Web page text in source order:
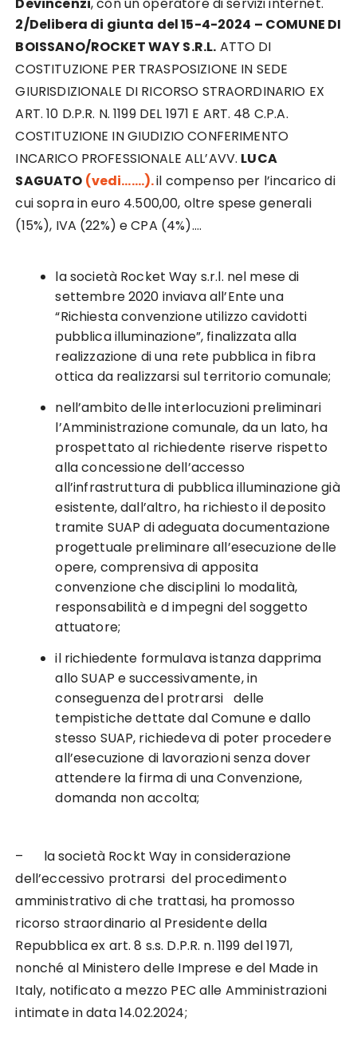
2/Delibera di giunta del 15-4-2024 – COMUNE DI
BOISSANO/ROCKET WAY S.R.L. ATTO DI
COSTITUZIONE PER TRASPOSIZIONE IN SEDE
GIURISDIZIONALE DI RICORSO STRAORDINARIO EX
ART. 10 D.P.R. N. 1199 DEL 1971 E ART. 48 C.P.A.
COSTITUZIONE IN GIUDIZIO CONFERIMENTO
INCARICO PROFESSIONALE ALL’AVV. LUCA
SAGUATO (vedi…….).il compenso per l’incarico di
cui sopra in euro 4.500,00, oltre spese generali
(15%), IVA (22%) e CPA (4%)….
la società Rocket Way s.r.l. nel mese di
settembre 2020 inviava all’Ente una
“Richiesta convenzione utilizzo cavidotti
pubblica illuminazione”, finalizzata alla
realizzazione di una rete pubblica in fibra
ottica da realizzarsi sul territorio comunale;
nell’ambito delle interlocuzioni preliminari
l’Amministrazione comunale, da un lato, ha
prospettato al richiedente riserve rispetto
alla concessione dell’accesso
all’infrastruttura di pubblica illuminazione già
esistente, dall’altro, ha richiesto il deposito
tramite SUAP di adeguata documentazione
progettuale preliminare all’esecuzione delle
opere, comprensiva di apposita
convenzione che disciplini lo modalità,
responsabilità e d impegni del soggetto
attuatore;
il richiedente formulava istanza dapprima
allo SUAP e successivamente, in
conseguenza del protrarsi delle
tempistiche dettate dal Comune e dallo
stesso SUAP, richiedeva di poter procedere
all’esecuzione di lavorazioni senza dover
attendere la firma di una Convenzione,
domanda non accolta;
– la società Rockt Way in considerazione
dell’eccessivo protrarsi del procedimento
amministrativo di che trattasi, ha promosso
ricorso straordinario al Presidente della
Repubblica ex art. 8 s.s. D.P.R. n. 1199 del 1971,
nonché al Ministero delle Imprese e del Made in
Italy, notificato a mezzo PEC alle Amministrazioni
intimate in data 14.02.2024;